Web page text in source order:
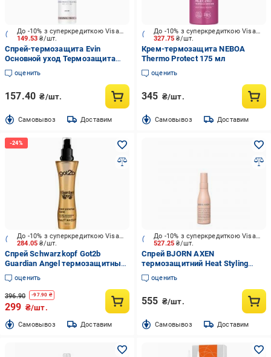
149.53₴/шт.
До -10% з суперкредиткою Visa Вигода
Спрей-термозащита Evin
Основной уход Термозащита
для волос Evin Coiffure 200 мл
оценить
157.40 ₴/шт.
Cамовывоз Доставим
327.75₴/шт.
До -10% з суперкредиткою Visa Вигода
Крем-термозащита NEBOA
Thermo Protect 175 мл
оценить
345 ₴/шт.
Cамовывоз Доставим
284.05₴/шт.
До -10% з суперкредиткою Visa Вигода
Спрей Schwarzkopf Got2b
Guardian Angel термозащитный
200 мл
оценить
396.90 -97.90 ₴
299 ₴/шт.
Cамовывоз Доставим
527.25₴/шт.
До -10% з суперкредиткою Visa Вигода
Спрей BJORN AXEN
термозащитний Heat Styling
Protection 50 мл
оценить
555 ₴/шт.
Cамовывоз Доставим